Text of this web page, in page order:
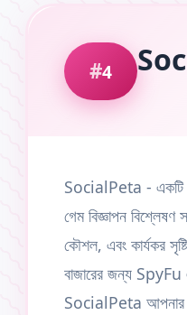
4
SocialPeta - একটি
গেম বিজ্ঞাপন বিশ্লেষণ
কৌশল, এবং কার্যকর
বাজারের জন্য SpyFu
SocialPeta আপনার